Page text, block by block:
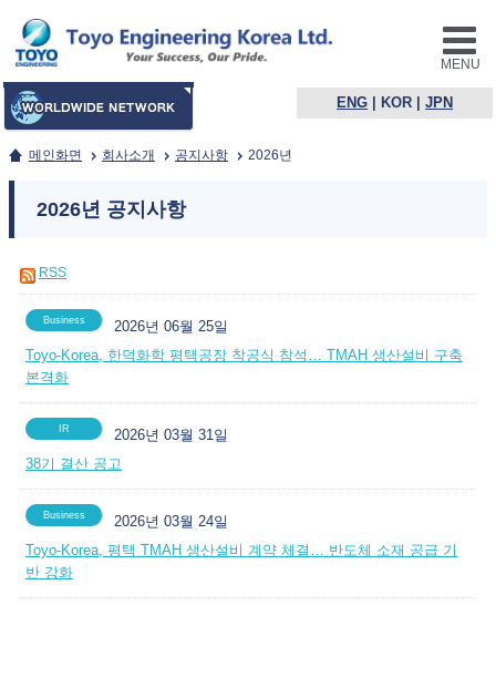
MENU
ENG KOR |JPN
메인화면 회사소개 공지사항 2026년
2026년 공지사항
RSS
Business
2026년 06월 25일
Toyo-Korea, 한덕화학 평택공장 착공식 참석… TMAH 생산설비 구축
본격화
IR
2026년 03월 31일
38기 결산 공고
Business
2026년 03월 24일
Toyo-Korea, 평택 TMAH 생산설비 계약 체결… 반도체 소재 공급 기
반 강화